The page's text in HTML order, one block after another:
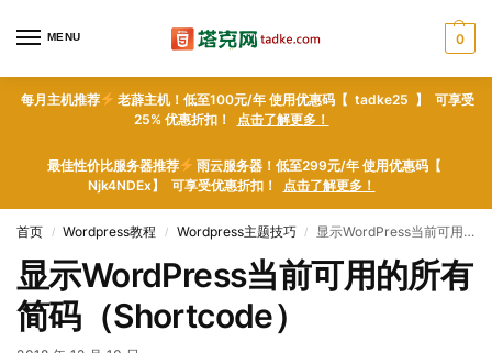
MENU 0
每月主机推荐
老薜主机！低至100元/年 使用优惠码【 tadke25 】 可享受
25% 优惠折扣！ 点击了解更多！
最佳性价比服务器推荐
雨云服务器！低至299元/年 使用优惠码【
Njk4NDEx】 可享受优惠折扣！ 点击了解更多！
首页 / Wordpress教程 / Wordpress主题技巧 / 显示WordPress当前可用的所有简码（Shortcode）
显示WordPress当前可用的所有
简码（Shortcode）